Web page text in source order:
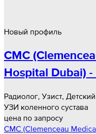
Новый профиль
CMC
Hospital Dubai)
Радиолог, Узист,
УЗИ коленного сустава
цена по запросу
CMC (Clemenceau